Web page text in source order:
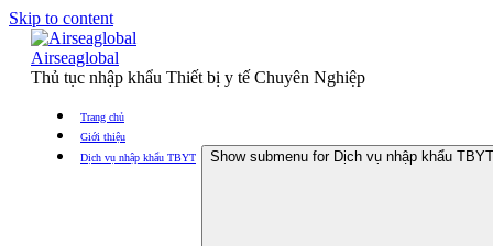
Skip to content
Airseaglobal
Thủ tục nhập khẩu Thiết bị y tế Chuyên Nghiệp
Trang chủ
Giới thiệu
Dịch vụ nhập khẩu TBYT
Show submenu for Dịch vụ nhập khẩu TBYT